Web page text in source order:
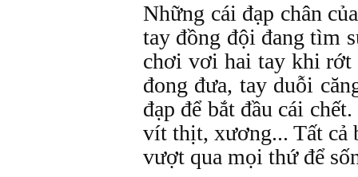
Những cái đạp chân
tay đồng đội đang tìm
chơi vơi hai tay khi rớt
đong đưa, tay duỗi
đạp để bắt đầu cái
vít thịt, xương... Tất cả
vượt qua mọi thứ để